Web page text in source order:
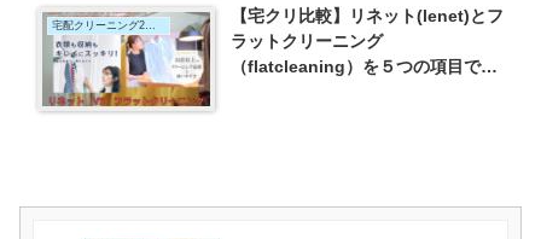
宅配クリーニング2社比較
【宅クリ比較】リネット(lenet)とフ
ラットクリーニング
（flatcleaning）を５つの項目で徹